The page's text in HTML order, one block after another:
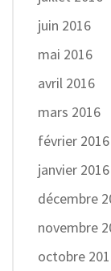
juin 2016
mai 2016
avril 2016
mars 2016
février 2016
janvier 2016
décembre
novembre
octobre